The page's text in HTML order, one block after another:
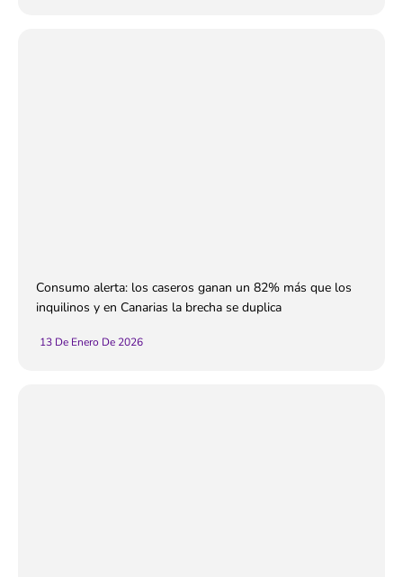
Consumo alerta: los caseros ganan un 82% más que los
inquilinos y en Canarias la brecha se duplica
13 De Enero De 2026